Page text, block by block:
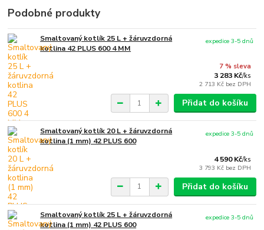
Podobné produkty
Smaltovaný kotlík 25 L + žáruvzdorná
kotlina 42 PLUS 600 4 MM
7 % sleva
3 283 Kč/ks
2 713 Kč bez DPH
expedice 3-5 dnů
Přidat do košíku
Smaltovaný kotlík 20 L + žáruvzdorná
kotlina (1 mm) 42 PLUS 600
4 590 Kč/ks
3 793 Kč bez DPH
expedice 3-5 dnů
Přidat do košíku
Smaltovaný kotlík 25 L + žáruvzdorná
kotlina (1 mm) 42 PLUS 600
expedice 3-5 dnů